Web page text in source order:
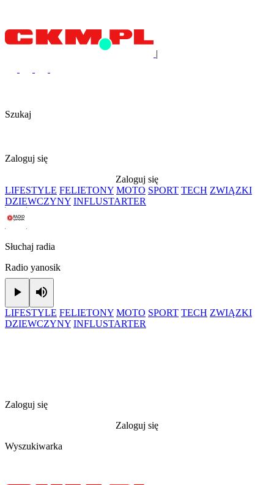
|
Szukaj
Zaloguj się
Zaloguj się
LIFESTYLE FELIETONY MOTO SPORT TECH ZWIĄZKI
DZIEWCZYNY INFLUSTARTER
Słuchaj radia
Radio yanosik
Play
LIFESTYLE FELIETONY MOTO SPORT TECH ZWIĄZKI
DZIEWCZYNY INFLUSTARTER
Zaloguj się
Zaloguj się
Wyszukiwarka